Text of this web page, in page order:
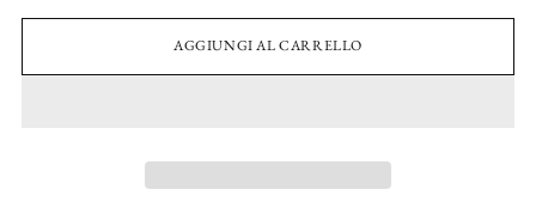
AGGIUNGI AL CARRELLO